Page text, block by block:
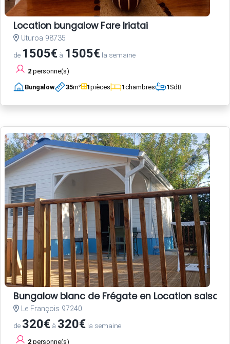
Location bungalow Fare Iriatai
Uturoa 98735
de 1505€ à 1505€ la semaine
2 personne(s)
Bungalow 35m² 1pièces 1chambres 1SdB
Bungalow blanc de Frégate en Location
Le François 97240
de 320€ à 320€ la semaine
2 personne(s)